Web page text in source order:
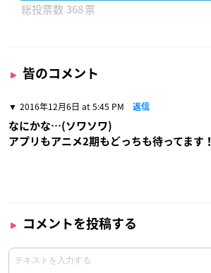
368
皆のコメント
2016年12月6日 at 5:45 PM 返信
なにかな…(ソワソワ)
アプリもアニメ2期もどっちも待ってます！
コメントを投稿する